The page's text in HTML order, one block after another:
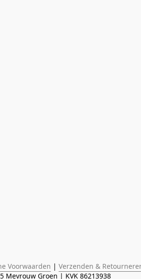
Voorwaarden | Verzenden &
Mevrouw Groen | KVK 86213938